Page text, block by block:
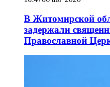
В Житомирской
задержали
Православной